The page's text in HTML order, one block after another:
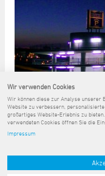
Wir verwenden Cookies
Wir können diese zur Analyse unserer
Website zu verbessern,
großartiges Website-Erlebnis zu
verwendeten Cookies öffnen Sie die
Impressum